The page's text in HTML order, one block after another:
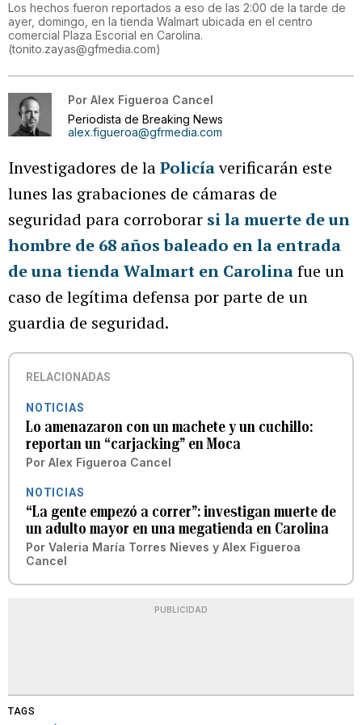
Los hechos fueron reportados a eso de las 2:00 de la tarde de
ayer, domingo, en la tienda Walmart ubicada en el centro
comercial Plaza Escorial en Carolina.
(tonito.zayas@gfmedia.com)
Por Alex Figueroa Cancel
Periodista de Breaking News
alex.figueroa@gfrmedia.com
Investigadores de laPolicíaverificarán este
lunes las grabaciones de cámaras de
seguridad para corroborar si la muerte de un
hombre de 68 años baleado en la entrada
de una tienda Walmart en Carolinafue un
caso de legítima defensa por parte de un
guardia de seguridad.
RELACIONADAS
NOTICIAS
Lo amenazaron con un machete y un cuchillo:
reportan un “carjacking” en Moca
Por Alex Figueroa Cancel
NOTICIAS
“La gente empezó a correr”: investigan muerte de
un adulto mayor en una megatienda en Carolina
Por Valeria María Torres Nieves y Alex Figueroa
Cancel
PUBLICIDAD
TAGS